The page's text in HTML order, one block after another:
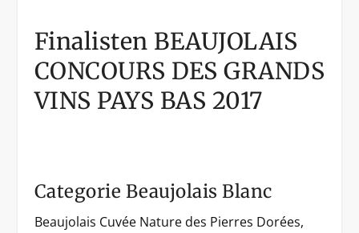
Finalisten BEAUJOLAIS
CONCOURS DES GRANDS
VINS PAYS BAS 2017
Categorie Beaujolais Blanc
Beaujolais Cuvée Nature des Pierres Dorées,